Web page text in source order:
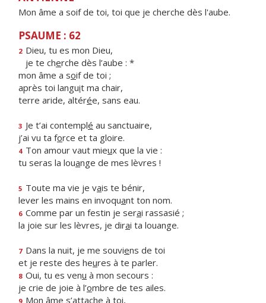
Mon âme a soif de toi, toi que je cherche dès l'aube.
PSAUME : 62
2 Dieu, tu es mon Dieu,
je te cherche dès l’aube : *
mon âme a soif de toi ;
après toi languit ma chair,
terre aride, altérée, sans eau.
3 Je t’ai contemplé au sanctuaire,
j’ai vu ta force et ta gloire.
4 Ton amour vaut mieux que la vie :
tu seras la louange de mes lèvres !
5 Toute ma vie je vais te bénir,
lever les mains en invoquant ton nom.
6 Comme par un festin je serai rassasié ;
la joie sur les lèvres, je dirai ta louange.
7 Dans la nuit, je me souviens de toi
et je reste des heures à te parler.
8 Oui, tu es venu à mon secours :
je crie de joie à l’ombre de tes ailes.
9 Mon âme s’attache à toi,